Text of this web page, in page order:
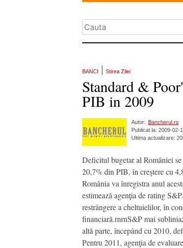
BANCI Stirea Zilei
Standard &
PIB in 2009
Autor:
Bancherul.ro
Publicat la: 2009-02-
Ultima actualizare:
Deficitul bugetar al României
20,7% din PIB, în creştere cu
România va înregistra anul
estimează agenţia de rating
restrângere a cheltuielilor, în
financiară.rnrnS&P mai
altă parte, începând cu 2010,
Pentru 2011, agenţia de